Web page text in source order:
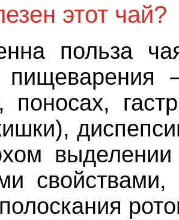
этот чай?
польза
пищеварения
поносах,